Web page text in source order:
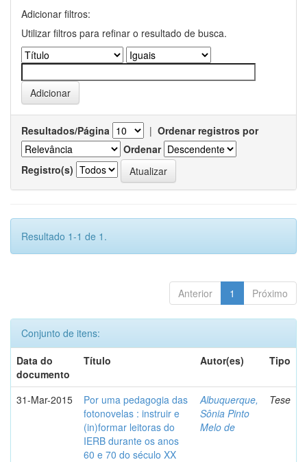
Adicionar filtros:
Utilizar filtros para refinar o resultado de busca.
Resultados/Página | Ordenar registros por
Ordenar
Registro(s)
Resultado 1-1 de 1.
Anterior 1 Próximo
Conjunto de itens:
Data do
documento
Título Autor(es) Tipo
31-Mar-2015
Por uma pedagogia das
fotonovelas : instruir e
(in)formar leitoras do
IERB durante os anos
60 e 70 do século XX
Albuquerque,
Sônia Pinto
Melo de
Tese